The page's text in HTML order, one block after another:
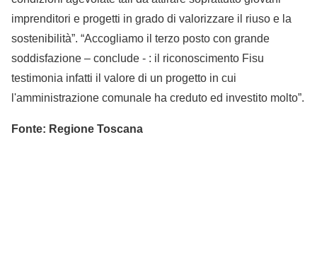
imprenditori e progetti in grado di valorizzare il riuso e la
sostenibilità”. “Accogliamo il terzo posto con grande
soddisfazione – conclude - : il riconoscimento Fisu
testimonia infatti il valore di un progetto in cui
l'amministrazione comunale ha creduto ed investito molto”.
Fonte: Regione Toscana